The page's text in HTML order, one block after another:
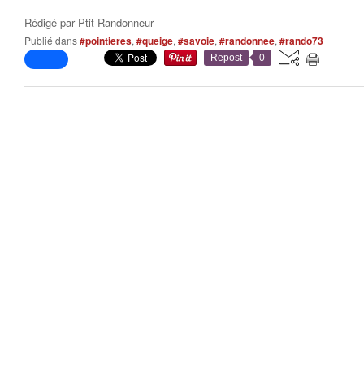
Rédigé par Ptit Randonneur
Publié dans#pointieres, #queige, #savoie, #randonnee, #rando73
Repost 0